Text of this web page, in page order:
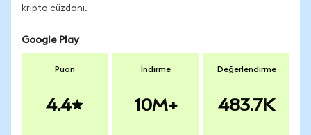
kripto cüzdanı.
Google Play
Puan
4.4
İndirme
10M+
Değerlendirme
483.7K